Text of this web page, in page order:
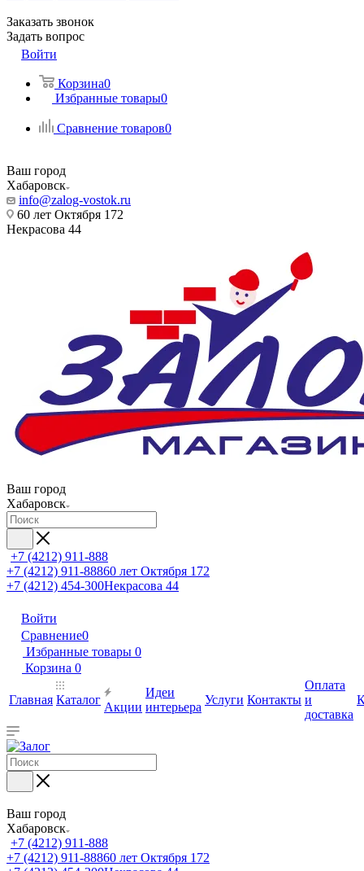
Заказать звонок
Задать вопрос
Войти
Корзина0
Избранные товары0
Сравнение товаров0
Ваш город
Хабаровск
info@zalog-vostok.ru
60 лет Октября 172
Некрасова 44
Ваш город
Хабаровск
+7 (4212) 911-888
+7 (4212) 911-88860 лет Октября 172
+7 (4212) 454-300Некрасова 44
Войти
Сравнение0
Избранные товары 0
Корзина 0
Главная Каталог
Акции
Идеи
интерьера
Услуги Контакты
Оплата
и
доставка
Ваш город
Хабаровск
+7 (4212) 911-888
+7 (4212) 911-88860 лет Октября 172